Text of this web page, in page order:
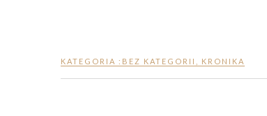
KATEGORIA : BEZ KATEGORII KRONIKA